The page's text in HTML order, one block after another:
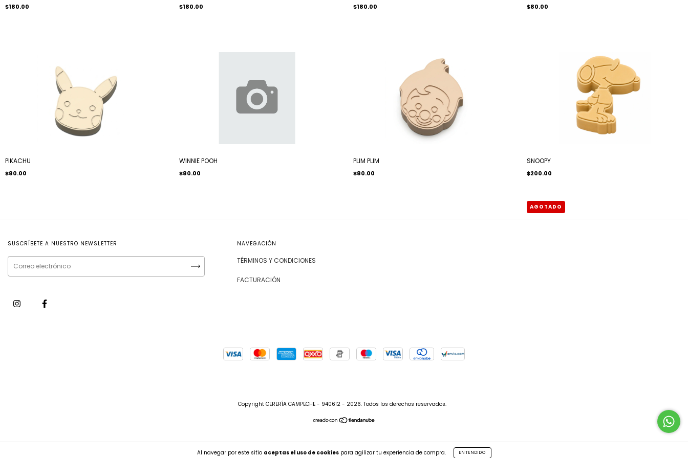
Al navegar por este sitio aceptas el uso de cookiespara agilizar tu experiencia de compra. ENTENDIDO
$180.00 $180.00 $180.00 $80.00
PIKACHU
$80.00
WINNIE POOH
$80.00
PLIM PLIM
$80.00
AGOTADO
SNOOPY
$200.00
SUSCRÍBETE A NUESTRO NEWSLETTER NAVEGACIÓN
TÉRMINOS Y CONDICIONES
FACTURACIÓN
Copyright CERERÍA CAMPECHE - 940612 - 2026. Todos los derechos reservados.